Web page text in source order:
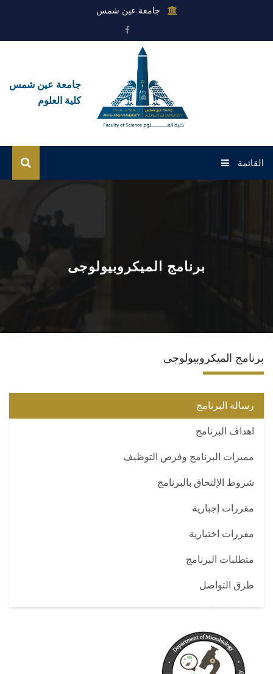
جامعة عين شمس
جامعة عين شمس
كلية العلوم
القائمة
برنامج الميكروبيولوجى
برنامج الميكروبيولوجى
رسالة البرنامج
اهداف البرنامج
مميزات البرنامج وفرص التوظيف
شروط الإلتحاق بالبرنامج
مقررات إجبارية
مقررات اختيارية
متطلبات البرنامج
طرق التواصل
مواصفات الخريج
قاعدة بيانات البرنامج